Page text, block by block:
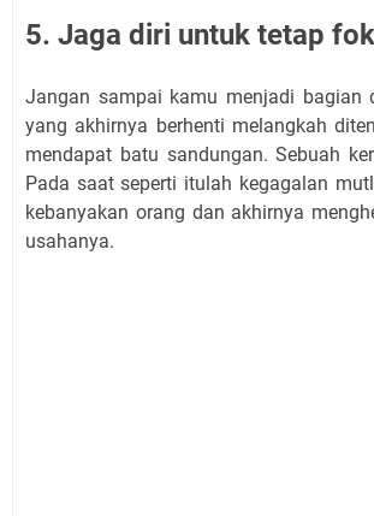
5. Jaga diri untuk tetap
Jangan sampai kamu menjadi bagian
yang akhirnya berhenti melangkah
mendapat batu sandungan. Sebuah
Pada saat seperti itulah kegagalan
kebanyakan orang dan akhirnya
usahanya.